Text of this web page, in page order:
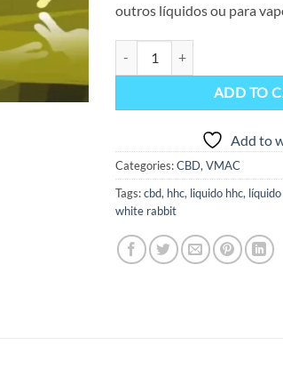
outros líquidos ou para
ADD TO
Add to
Categories:CBD, VMAC
Tags:cbd, hhc, liquido hhc,
white rabbit